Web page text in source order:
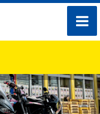
toggle